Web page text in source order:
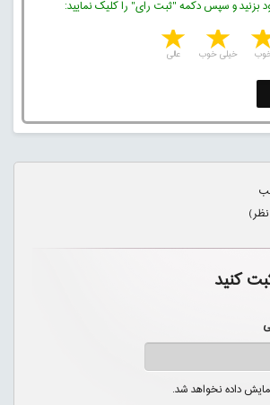
بزنید و سپس دکمه "ثبت رای" را کلیک نمایید:
4 stars 3 stars عالی خیلی خوب
نظر)
کنید
داده نخواهد شد.